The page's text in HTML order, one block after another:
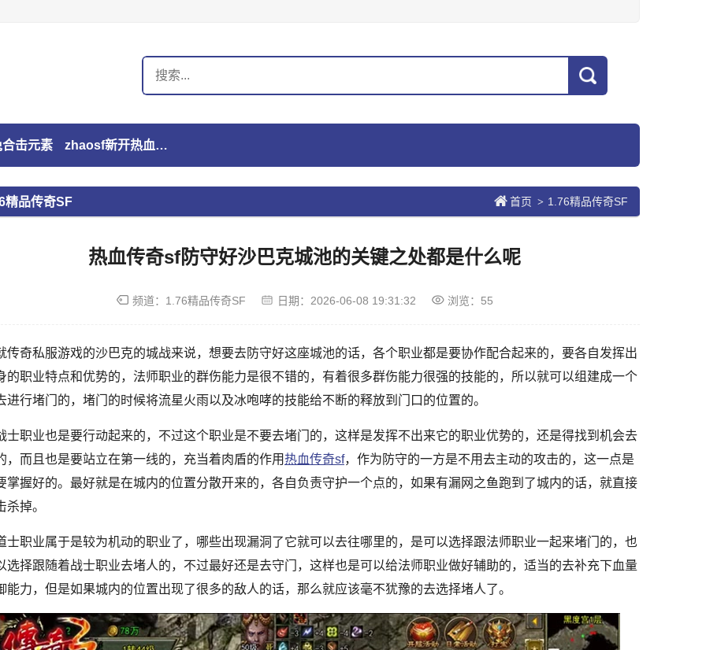
击元素 zhaosf新开热血传奇私服发布网
首页 > 1.76精品传奇SF
精品传奇SF
热血传奇sf防守好沙巴克城池的关键之处都是什么呢
频道： 1.76精品传奇SF 日期： 2026-06-08 19:31:32 浏览：55
私服游戏的沙巴克的城战来说，想要去防守好这座城池的话，各个职业都是要协作配合起来的，要各自发挥出
的职业特点和优势的，法师职业的群伤能力是很不错的，有着很多群伤能力很强的技能的，所以就可以组建成一个
进行堵门的，堵门的时候将流星火雨以及冰咆哮的技能给不断的释放到门口的位置的。
业也是要行动起来的，不过这个职业是不要去堵门的，这样是发挥不出来它的职业优势的，还是得找到机会去
，而且也是要站立在第一线的，充当着肉盾的作用热血传奇sf，作为防守的一方是不用去主动的攻击的，这一点是
掌握好的。最好就是在城内的位置分散开来的，各自负责守护一个点的，如果有漏网之鱼跑到了城内的话，就直接
杀掉。
业属于是较为机动的职业了，哪些出现漏洞了它就可以去往哪里的，是可以选择跟法师职业一起来堵门的，也
选择跟随着战士职业去堵人的，不过最好还是去守门，这样也是可以给法师职业做好辅助的，适当的去补充下血量
能力，但是如果城内的位置出现了很多的敌人的话，那么就应该毫不犹豫的去选择堵人了。